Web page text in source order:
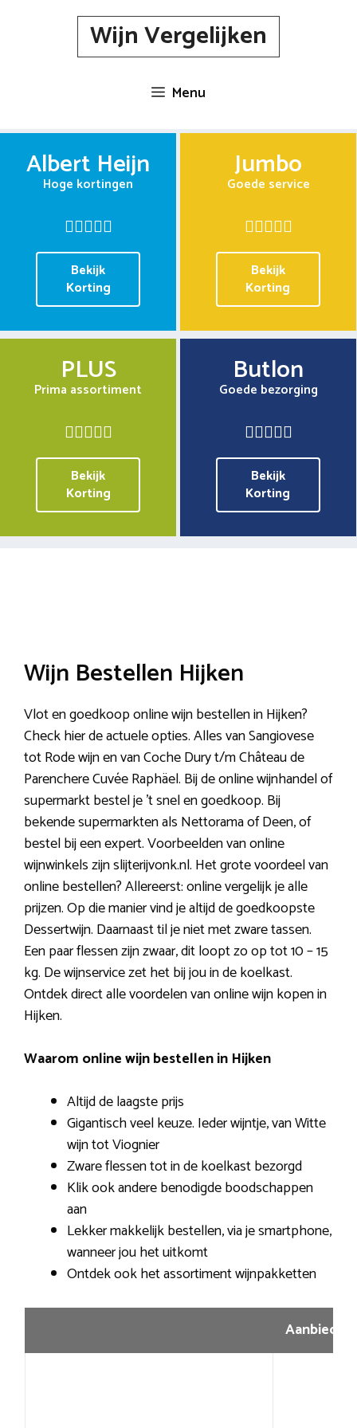
Wijn Vergelijken
Menu
Albert Heijn
Hoge kortingen
Bekijk
Korting
Jumbo
Goede service
Bekijk
Korting
PLUS
Prima assortiment
Bekijk
Korting
Butlon
Goede bezorging
Bekijk
Korting
Wijn Bestellen Hijken
Vlot en goedkoop online wijn bestellen in Hijken?
Check hier de actuele opties. Alles van Sangiovese
tot Rode wijn en van Coche Dury t/m Château de
Parenchere Cuvée Raphäel. Bij de online wijnhandel of
supermarkt bestel je ’t snel en goedkoop. Bij
bekende supermarkten als Nettorama of Deen, of
bestel bij een expert. Voorbeelden van online
wijnwinkels zijn slijterijvonk.nl. Het grote voordeel van
online bestellen? Allereerst: online vergelijk je alle
prijzen. Op die manier vind je altijd de goedkoopste
Dessertwijn. Daarnaast til je niet met zware tassen.
Een paar flessen zijn zwaar, dit loopt zo op tot 10 – 15
kg. De wijnservice zet het bij jou in de koelkast.
Ontdek direct alle voordelen van online wijn kopen in
Hijken.
Waarom online wijn bestellen in Hijken
Altijd de laagste prijs
Gigantisch veel keuze. Ieder wijntje, van Witte
wijn tot Viognier
Zware flessen tot in de koelkast bezorgd
Klik ook andere benodigde boodschappen
aan
Lekker makkelijk bestellen, via je smartphone,
wanneer jou het uitkomt
Ontdek ook het assortiment wijnpakketten